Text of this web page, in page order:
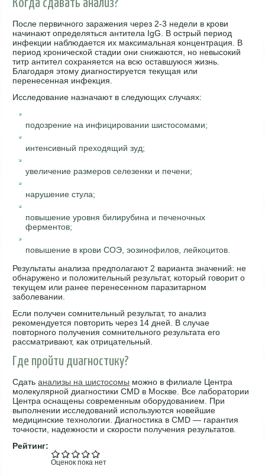
Когда сдавать анализ?
После первичного заражения через 2-3 недели в крови
начинают определяться антитела IgG. В острый период
инфекции наблюдается их максимальная концентрация. В
период хронической стадии они снижаются, но невысокий
титр антител сохраняется на всю оставшуюся жизнь.
Благодаря этому диагностируется текущая или
перенесенная инфекция.
Исследование назначают в следующих случаях:
подозрение на инфицировании шистосомами;
интенсивный преходящий зуд;
увеличение размеров селезенки и печени;
нарушение стула;
повышение уровня билирубина и печеночных
ферментов;
повышение в крови СОЭ, эозинофилов, лейкоцитов.
Результаты анализа предполагают 2 варианта значений: не
обнаружено и положительный результат, который говорит о
текущем или ранее перенесенном паразитарном
заболевании.
Если получен сомнительный результат, то анализ
рекомендуется повторить через 14 дней. В случае
повторного получения сомнительного результата его
рассматривают, как отрицательный.
Где пройти диагностику?
Сдатьанализы на шистосомы можно в филиале Центра
молекулярной диагностики CMD в Москве. Все лаборатории
Центра оснащены современным оборудованием. При
выполнении исследований используются новейшие
медицинские технологии. Диагностика в CMD — гарантия
точности, надежности и скорости получения результатов.
Рейтинг:
Оценок пока нет